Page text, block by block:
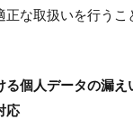
正な取扱いを行うこ
個人データの漏え
応